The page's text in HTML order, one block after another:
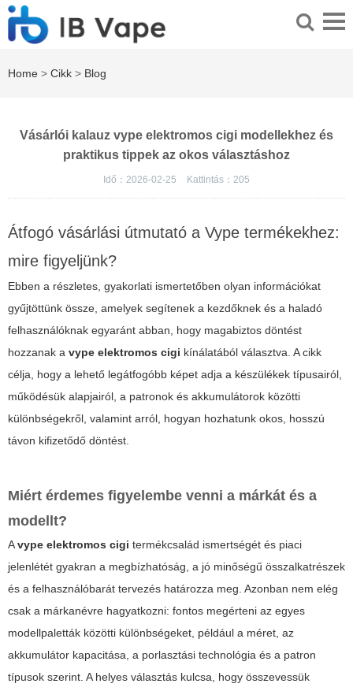
Home > Cikk > Blog
Vásárlói kalauz vype elektromos cigi modellekhez és
praktikus tippek az okos választáshoz
Idő：2026-02-25 Kattintás： 205
Átfogó vásárlási útmutató a Vype termékekhez:
mire figyeljünk?
Ebben a részletes, gyakorlati ismertetőben olyan információkat
gyűjtöttünk össze, amelyek segítenek a kezdőknek és a haladó
felhasználóknak egyaránt abban, hogy magabiztos döntést
hozzanak a vype elektromos cigi kínálatából választva. A cikk
célja, hogy a lehető legátfogóbb képet adja a készülékek típusairól,
működésük alapjairól, a patronok és akkumulátorok közötti
különbségekről, valamint arról, hogyan hozhatunk okos, hosszú
távon kifizetődő döntést.
Miért érdemes figyelembe venni a márkát és a
modellt?
Avype elektromos cigi termékcsalád ismertségét és piaci
jelenlétét gyakran a megbízhatóság, a jó minőségű összalkatrészek
és a felhasználóbarát tervezés határozza meg. Azonban nem elég
csak a márkanévre hagyatkozni: fontos megérteni az egyes
modellpaletták közötti különbségeket, például a méret, az
akkumulátor kapacitása, a porlasztási technológia és a patron
típusok szerint. A helyes választás kulcsa, hogy összevessük